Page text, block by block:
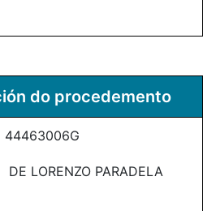
do procedemento
44463006G
DE LORENZO PARADELA